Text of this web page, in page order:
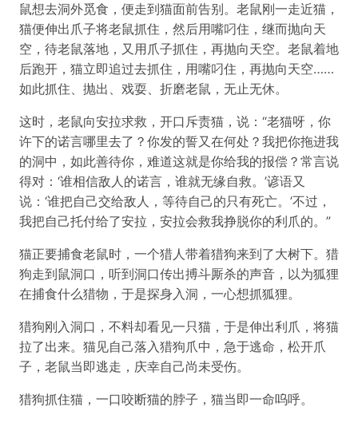
鼠想去洞外觅食，便走到猫面前告别。老鼠刚一走近猫，
猫便伸出爪子将老鼠抓住，然后用嘴叼住，继而抛向天
空，待老鼠落地，又用爪子抓住，再抛向天空。老鼠着地
后跑开，猫立即追过去抓住，用嘴叼住，再抛向天空……
如此抓住、抛出、戏耍、折磨老鼠，无止无休。
这时，老鼠向安拉求救，开口斥责猫，说：“老猫呀，你
许下的诺言哪里去了？你发的誓又在何处？我把你拖进我
的洞中，如此善待你，难道这就是你给我的报偿？常言说
得对：‘谁相信敌人的诺言，谁就无缘自救。’谚语又
说：‘谁把自己交给敌人，等待自己的只有死亡。’不过，
我把自己托付给了安拉，安拉会救我挣脱你的利爪的。”
猫正要捕食老鼠时，一个猎人带着猎狗来到了大树下。猎
狗走到鼠洞口，听到洞口传出搏斗厮杀的声音，以为狐狸
在捕食什么猎物，于是探身入洞，一心想抓狐狸。
猎狗刚入洞口，不料却看见一只猫，于是伸出利爪，将猫
拉了出来。猫见自己落入猎狗爪中，急于逃命，松开爪
子，老鼠当即逃走，庆幸自己尚未受伤。
猎狗抓住猫，一口咬断猫的脖子，猫当即一命呜呼。